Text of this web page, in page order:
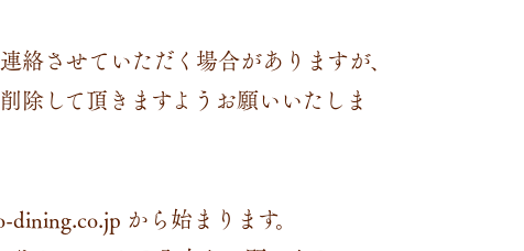
絡させていただく場合がありますが、
除して頂きますようお願いいたしま
から始まります。